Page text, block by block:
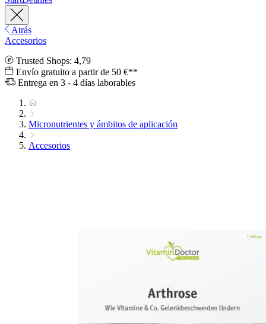
Atrás
Accesorios
Trusted Shops: 4,79
Envío gratuito a partir de 50 €**
Entrega en 3 - 4 días laborables
Micronutrientes y ámbitos de aplicación
Accesorios